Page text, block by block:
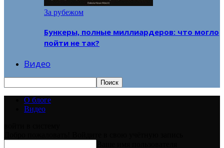
За рубежом
Бункеры, полные миллиардеров: что могло
пойти не так?
Видео
О блоге
Видео